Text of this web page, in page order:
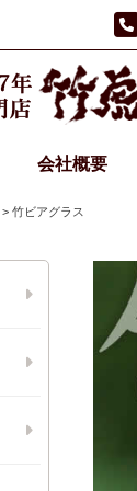
会社概要
竹ビアグラス